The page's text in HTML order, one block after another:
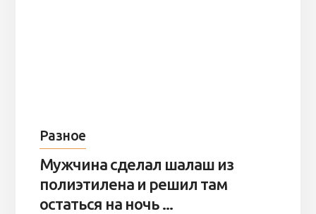
Разное
Мужчина сделал шалаш из
полиэтилена и решил там
остаться на ночь ...